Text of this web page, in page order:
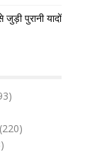
पुरानी यादों
(220)